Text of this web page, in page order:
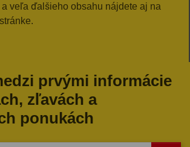
veľa ďalšieho obsahu nájdete aj na
prvými informácie
zľavách a
ponukách